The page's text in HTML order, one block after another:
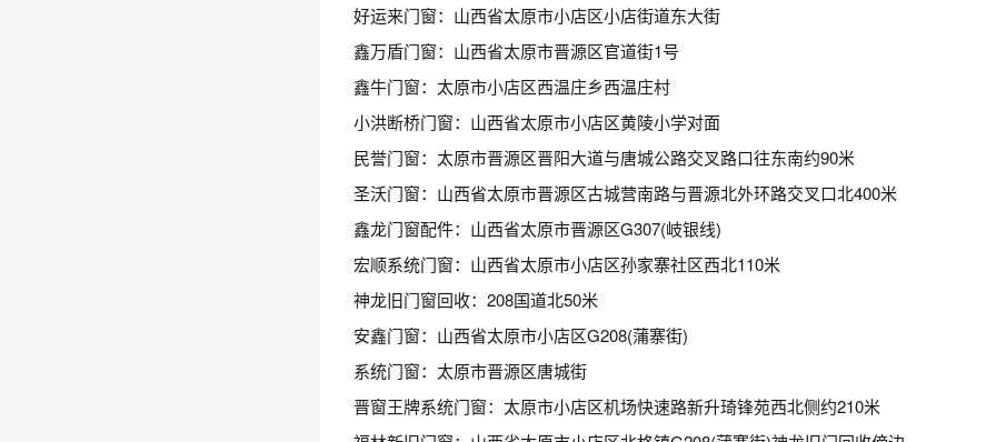
好运来门窗：山西省太原市小店区小店街道东大街
鑫万盾门窗：山西省太原市晋源区官道街1号
鑫牛门窗：太原市小店区西温庄乡西温庄村
小洪断桥门窗：山西省太原市小店区黄陵小学对面
民誉门窗：太原市晋源区晋阳大道与唐城公路交叉路口往东南约90米
圣沃门窗：山西省太原市晋源区古城营南路与晋源北外环路交叉口北400米
鑫龙门窗配件：山西省太原市晋源区G307(岐银线)
宏顺系统门窗：山西省太原市小店区孙家寨社区西北110米
神龙旧门窗回收：208国道北50米
安鑫门窗：山西省太原市小店区G208(蒲寨街)
系统门窗：太原市晋源区唐城街
晋窗王牌系统门窗：太原市小店区机场快速路新升琦锋苑西北侧约210米